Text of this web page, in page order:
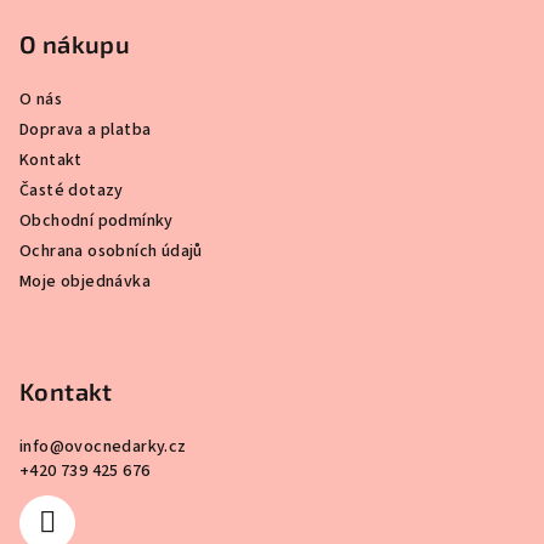
O nákupu
O nás
Doprava a platba
Kontakt
Časté dotazy
Obchodní podmínky
Ochrana osobních údajů
Moje objednávka
Kontakt
info@ovocnedarky.cz
+420 739 425 676